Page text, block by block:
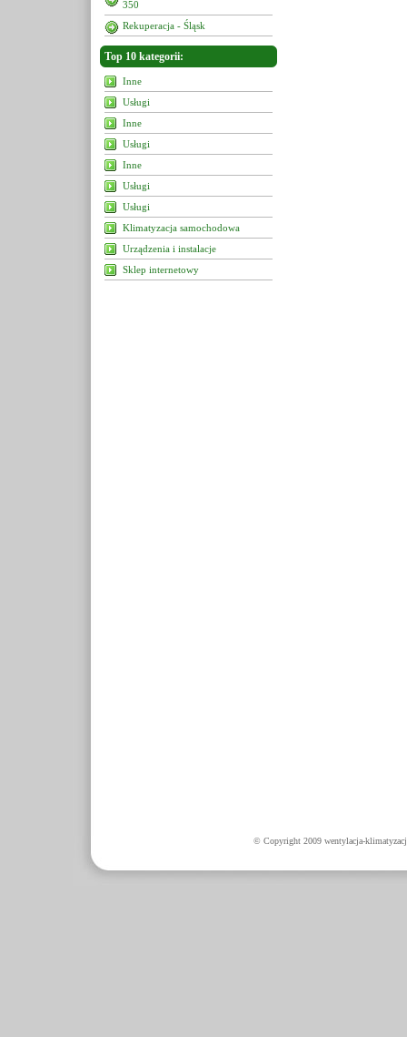
350
Rekuperacja - Śląsk
Top 10 kategorii:
Inne
Usługi
Inne
Usługi
Inne
Usługi
Usługi
Klimatyzacja samochodowa
Urządzenia i instalacje
Sklep internetowy
© Copyright 2009 wentylacja-